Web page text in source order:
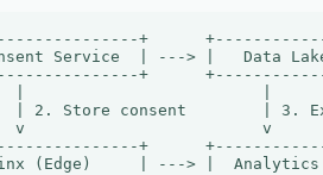
+
Service  | ---> |   Data Lake
+
| 2. Store consent        | 3.
v                         v
+
(Edge)     | ---> |  Analytics